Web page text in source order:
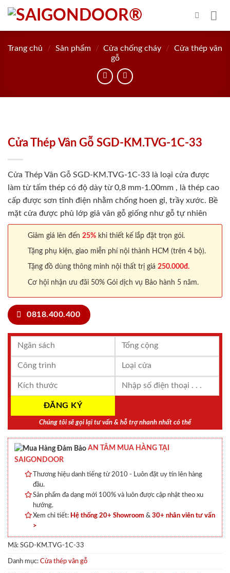
Skip
content
Trang chủ / Sản phẩm / Cửa chống cháy /
Cửa thép vân
gỗ
Cửa Thép Vân Gỗ SGD-KM.TVG-1C-33
Cửa Thép Vân Gỗ SGD-KM.TVG-1C-33 là loại cửa được
làm từ tấm thép có độ dày từ 0,8 mm-1.00mm , là thép cao
cấp được sơn tĩnh điện nhằm chống hoen gỉ, trầy xước. Bề
mặt cửa được phủ lớp giả vân gỗ giống như gỗ tự nhiên
Giảm giá lên đến 25% khi thiết kế lắp đặt trọn gói.
Tặng phụ kiện, giao miễn phí nội thành HCM (trên 4 bộ).
Tặng đồ dùng thông minh nội thất trị giá 250.000đ.
Cơ hội nhận ưu đãi 50% Gói dịch vụ Bảo hành 5 năm.
0818.400.400
Chúng tôi sẽ gọi lại tư vấn & hỗ trợ nhanh nhất có thể
AN TÂM MUA HÀNG TẠI
SAIGONDOOR
Thương hiệu danh tiếng từ 2010 - Luôn đặt uy tín lên hàng
đầu.
Sản phẩm đa dạng mới 100% và luôn được cập nhật theo xu
hướng.
Xem chi tiết: Hệ thống 20+ Showroom & 30+ nhân viên tư vấn
>
Mã: SGD-KM.TVG-1C-33
Danh mục: Cửa thép vân gỗ